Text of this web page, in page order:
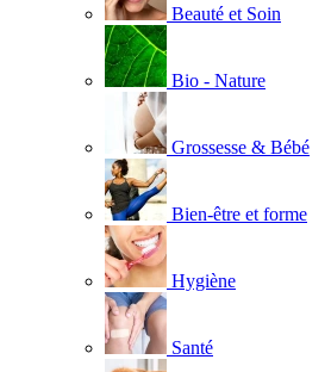
Beauté et Soin
Bio - Nature
Grossesse & Bébé
Bien-être et forme
Hygiène
Santé